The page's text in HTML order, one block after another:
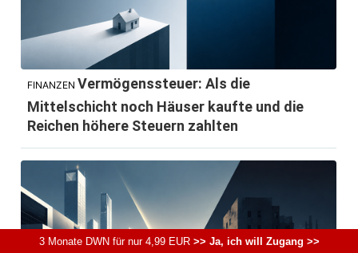
FINANZEN Vermögenssteuer: Als die
Mittelschicht noch Häuser kaufte und die
Reichen höhere Steuern zahlten
3 Monate DWN für nur 4,99 EUR>> Ja, ich will Zugang >>